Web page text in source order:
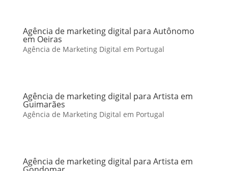
Agência de marketing digital para Autônomo
em Oeiras
Agência de Marketing Digital em Portugal
Agência de marketing digital para Artista em
Guimarães
Agência de Marketing Digital em Portugal
Agência de marketing digital para Artista em